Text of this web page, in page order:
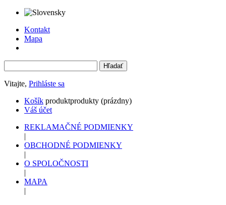
Kontakt
Mapa
Vitajte, Prihláste sa
Košík produktprodukty (prázdny)
Váš účet
REKLAMAČNÉ PODMIENKY
|
OBCHODNÉ PODMIENKY
|
O SPOLOČNOSTI
|
MAPA
|